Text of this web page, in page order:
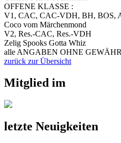
OFFENE KLASSE :
V1, CAC, CAC-VDH, BH, BOS,
Coco vom Märchenmond
V2, Res.-CAC, Res.-VDH
Zelig Spooks Gotta Whiz
alle ANGABEN OHNE GEWÄHR
zurück zur Übersicht
Mitglied im
letzte Neuigkeiten